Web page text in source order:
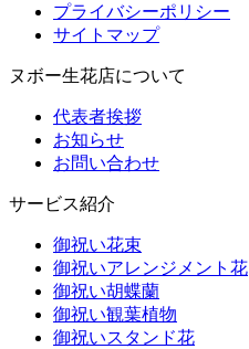
プライバシーポリシー
サイトマップ
ヌボー生花店について
代表者挨拶
お知らせ
お問い合わせ
サービス紹介
御祝い花束
御祝いアレンジメント花
御祝い胡蝶蘭
御祝い観葉植物
御祝いスタンド花